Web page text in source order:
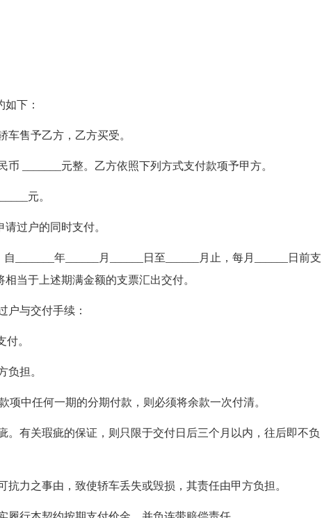
下：
车售予乙方，乙方买受。
_______元整。乙方依照下列方式支付款项予甲方。
元。
请过户的同时支付。
_______年______月______日至______月止，每月______日前支
当于上述期满金额的支票汇出交付。
户与交付手续：
。
负担。
项中任何一期的分期付款，则必须将余款一次付清。
。有关瑕疵的保证，则只限于交付日后三个月以内，往后即不负
力之事由，致使轿车丢失或毁损，其责任由甲方负担。